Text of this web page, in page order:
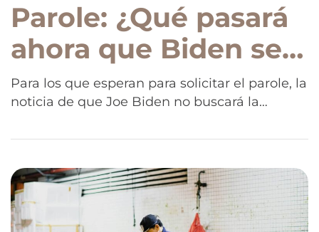
Parole: ¿Qué pasará
ahora que Biden se
va?
Para los que esperan para solicitar el parole, la
noticia de que Joe Biden no buscará la
preguntas e incertidumbre. Muchas personas
el próximo 19 de agosto, y esta novedad no es
muy positiva. Pero la presión dentro del
Partido Demócrata y […]